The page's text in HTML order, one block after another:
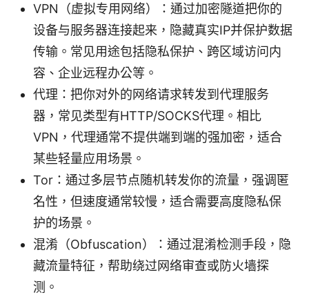
VPN（虚拟专用网络）：通过加密隧道把你的
设备与服务器连接起来，隐藏真实IP并保护数据
传输。常见用途包括隐私保护、跨区域访问内
容、企业远程办公等。
代理：把你对外的网络请求转发到代理服务
器，常见类型有HTTP/SOCKS代理。相比
VPN，代理通常不提供端到端的强加密，适合
某些轻量应用场景。
Tor：通过多层节点随机转发你的流量，强调匿
名性，但速度通常较慢，适合需要高度隐私保
护的场景。
混淆（Obfuscation）：通过混淆检测手段，隐
藏流量特征，帮助绕过网络审查或防火墙探
测。